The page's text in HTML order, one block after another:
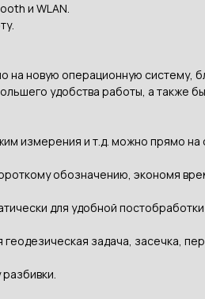
и WLAN.
новую операционную систему,
удобства работы, а также
измерения и т.д. можно прямо
обозначению, экономя
для удобной постобработки
задача, засечка,